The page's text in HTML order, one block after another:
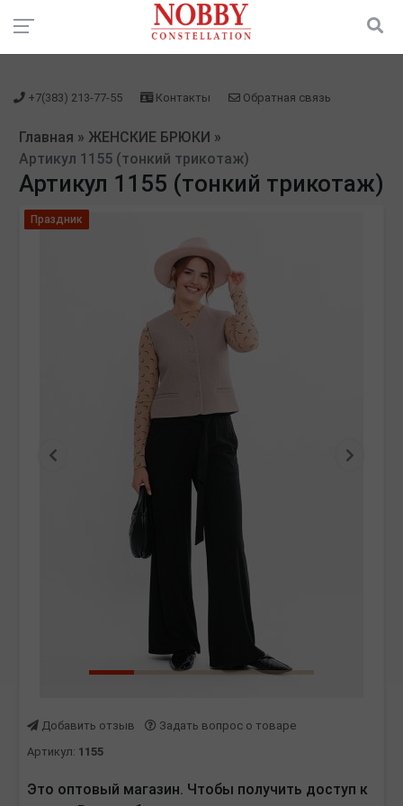
зарегистрироваться" />зарегистрироваться" />
+7(383) 213-77-55 Контакты Обратная связь
Главная » ЖЕНСКИЕ БРЮКИ »
Артикул 1155 (тонкий трикотаж)
Артикул 1155 (тонкий трикотаж)
Праздник
Предыдущая
Добавить отзыв
Задать вопрос о товаре
Артикул: 1155
Это оптовый магазин. Чтобы получить доступ к